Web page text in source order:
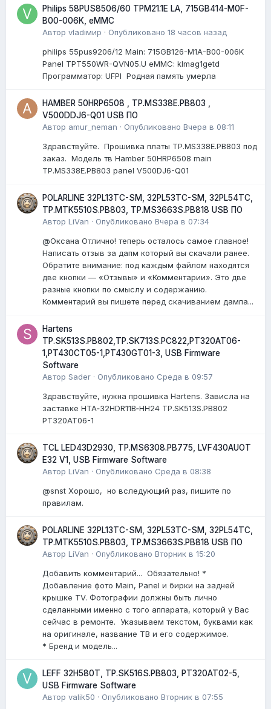
Philips 58PUS8506/60 TPM21.1E LA, 715GB414-M0F-
B00-006K, eMMC
Автор vladiмир · Опубликовано 18 часов назад
philips 55pus9206/12 Мain: 715GB126-M1A-B00-006K
Panel TPT550WR-QVN05.U eMMC: klmag1getd
Программатор: UFPI Родная память умерла
HAMBER 50HRP6508 , TP.MS338E.PB803 ,
V500DDJ6-Q01 USB ПО
Автор amur_neman · Опубликовано Вчера в 08:11
Здравствуйте. Прошивка платы TP.MS338E.PB803 под
заказ. Модель тв Hamber 50HRP6508 main
TP.MS338E.PB803 panel V500DJ6-Q01
POLARLINE 32PL13TC-SM, 32PL53TC-SM, 32PL54TC,
TP.MTK5510S.PB803, TP.MS3663S.PB818 USB ПО
Автор LiVan · Опубликовано Вчера в 07:34
@Оксана Отлично! теперь осталось самое главное!
Написать отзыв за дапм который вы скачали ранее.
Обратите внимание: под каждым файлом находятся
две кнопки — «Отзывы» и «Комментарии». Это две
разные кнопки по смыслу и содержанию.
Комментарий вы пишете перед скачиванием дампа...
Hartens
TP.SK513S.PB802,TP.SK713S.PC822,PT320AT06-
1,PT430CT05-1,PT430GT01-3, USB Firmware
Software
Автор Sader · Опубликовано Среда в 09:57
Здравствуйте, нужна прошивка Hartens. Зависла на
заставке HTA‑32HDR11B‑HH24 TP.SK513S.PB802
PT320AT06-1
TCL LED43D2930, TP.MS6308.PB775, LVF430AUOT
E32 V1, USB Firmware Software
Автор LiVan · Опубликовано Среда в 08:38
@snst Хорошо, но вследующий раз, пишите по
правилам.
POLARLINE 32PL13TC-SM, 32PL53TC-SM, 32PL54TC,
TP.MTK5510S.PB803, TP.MS3663S.PB818 USB ПО
Автор LiVan · Опубликовано Вторник в 15:20
Добавить комментарий... Обязательно! *
Добавление фото Main, Panel и бирки на задней
крышке TV. Фотографии должны быть лично
сделанными именно с того аппарата, который у Вас
сейчас в ремонте. Указываем текстом, буквами как
на оригинале, название ТВ и его содержимое.
* Бренд и модель...
LEFF 32H580T, TP.SK516S.PB803, PT320AT02-5,
USB Firmware Software
Автор valik50 · Опубликовано Вторник в 07:55